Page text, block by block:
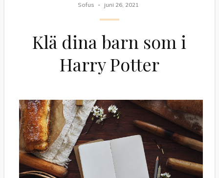
Sofus
juni 26, 2021
Klä dina barn som i
Harry Potter